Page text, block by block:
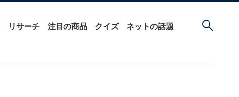
リサーチ 注目の商品 クイズ ネットの話題